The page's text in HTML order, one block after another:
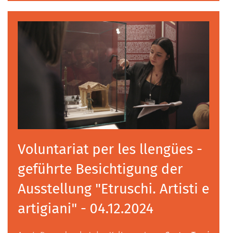
Voluntariat per les llengües -
geführte Besichtigung der
Ausstellung "Etruschi. Artisti e
artigiani" - 04.12.2024